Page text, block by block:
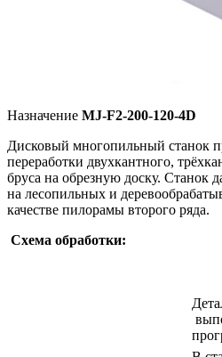
Назначение MJ-F2-200-120-4D
Дисковый многопильный станок
переработки двухкантного,
бруса на обрезную доску. Станок
на лесопильных и
качестве пилорамы второго ряда.
Схема обработки: